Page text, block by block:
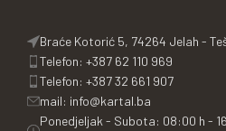
Braće Kotorić 5, 74264 Jelah -
Telefon: +387 62 110 969
Telefon: +387 32 661 907
mail: info@kartal.ba
Ponedjeljak - Subota: 08:00 h -